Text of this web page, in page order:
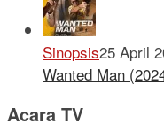
Sinopsis25 April
Wanted Man
Acara TV